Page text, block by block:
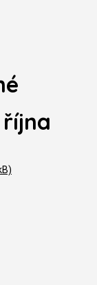
října